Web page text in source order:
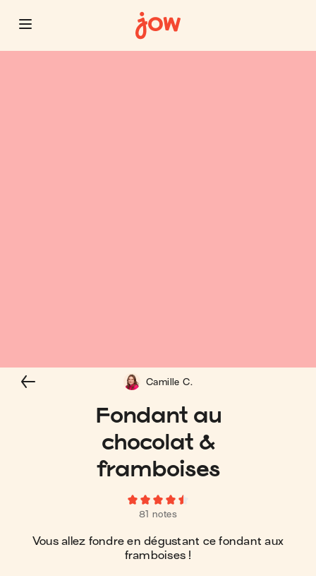
Fondant au
chocolat &
framboises
81 notes
Vous allez fondre en dégustant ce fondant aux
framboises !
Camille C.